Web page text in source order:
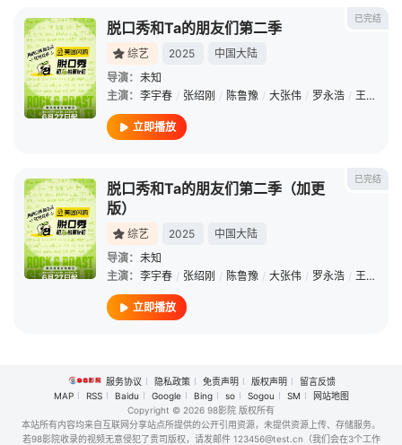
已完结
脱口秀和Ta的朋友们第二季
综艺 2025
中国大陆
导演： 未知
主演： 李宇春 / 张绍刚 / 陈鲁豫 / 大张伟 / 罗永浩 / 王勉
立即播放
已完结
脱口秀和Ta的朋友们第二季（加更
版）
综艺 2025
中国大陆
导演： 未知
主演： 李宇春 / 张绍刚 / 陈鲁豫 / 大张伟 / 罗永浩 / 王勉
立即播放
服务协议 隐私政策 免责声明 版权声明
留言反馈
MAP
RSS Baidu Google Bing so Sogou SM
网站地图
Copyright © 2026 98影院 版权所有
本站所有内容均来自互联网分享站点所提供的公开引用资源，未提供资源上传、存储服务。
若98影院收录的视频无意侵犯了贵司版权，请发邮件 123456@test.cn（我们会在3个工作